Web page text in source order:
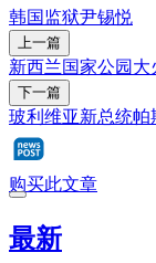
韩国监狱尹锡悦
上一篇
新西兰国家公园
下一篇
玻利维亚新总统帕
购买此文章
最新